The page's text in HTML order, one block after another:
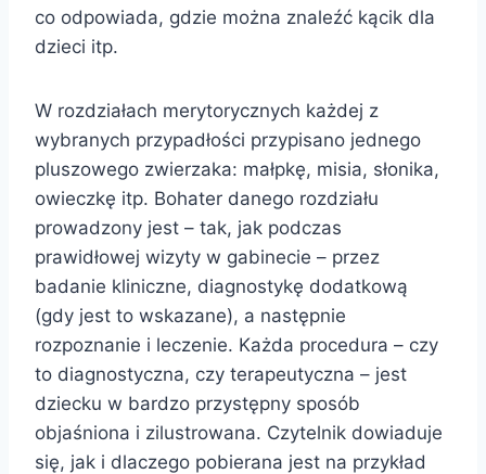
co odpowiada, gdzie można znaleźć kącik dla
dzieci itp.
W rozdziałach merytorycznych każdej z
wybranych przypadłości przypisano jednego
pluszowego zwierzaka: małpkę, misia, słonika,
owieczkę itp. Bohater danego rozdziału
prowadzony jest – tak, jak podczas
prawidłowej wizyty w gabinecie – przez
badanie kliniczne, diagnostykę dodatkową
(gdy jest to wskazane), a następnie
rozpoznanie i leczenie. Każda procedura – czy
to diagnostyczna, czy terapeutyczna – jest
dziecku w bardzo przystępny sposób
objaśniona i zilustrowana. Czytelnik dowiaduje
się, jak i dlaczego pobierana jest na przykład